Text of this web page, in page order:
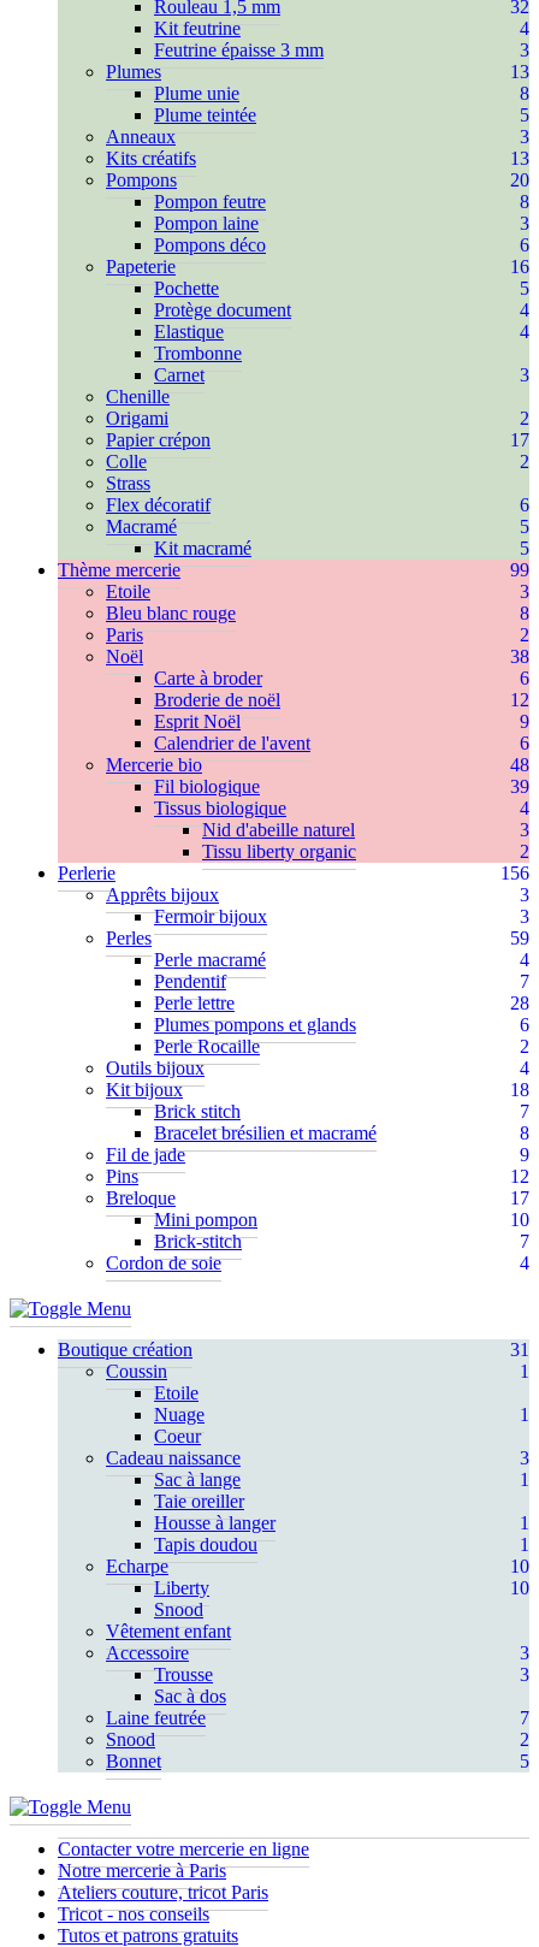
Rouleau 1,5 mm
32
Kit feutrine
4
Feutrine épaisse 3 mm
3
Plumes
13
Plume unie
8
Plume teintée
5
Anneaux
3
Kits créatifs
13
Pompons
20
Pompon feutre
8
Pompon laine
3
Pompons déco
6
Papeterie
16
Pochette
5
Protège document
4
Elastique
4
Trombonne
Carnet
3
Chenille
Origami
2
Papier crépon
17
Colle
2
Strass
Flex décoratif
6
Macramé
5
Kit macramé
5
Thème mercerie
99
Etoile
3
Bleu blanc rouge
8
Paris
2
Noël
38
Carte à broder
6
Broderie de noël
12
Esprit Noël
9
Calendrier de l'avent
6
Mercerie bio
48
Fil biologique
39
Tissus biologique
4
Nid d'abeille naturel
3
Tissu liberty organic
2
Perlerie
156
Apprêts bijoux
3
Fermoir bijoux
3
Perles
59
Perle macramé
4
Pendentif
7
Perle lettre
28
Plumes pompons et glands
6
Perle Rocaille
2
Outils bijoux
4
Kit bijoux
18
Brick stitch
7
Bracelet brésilien et macramé
8
Fil de jade
9
Pins
12
Breloque
17
Mini pompon
10
Brick-stitch
7
Cordon de soie
4
Boutique création
31
Coussin
1
Etoile
Nuage
1
Coeur
Cadeau naissance
3
Sac à lange
1
Taie oreiller
Housse à langer
1
Tapis doudou
1
Echarpe
10
Liberty
10
Snood
Vêtement enfant
Accessoire
3
Trousse
3
Sac à dos
Laine feutrée
7
Snood
2
Bonnet
5
Contacter votre mercerie en ligne
Notre mercerie à Paris
Ateliers couture, tricot Paris
Tricot - nos conseils
Tutos et patrons gratuits